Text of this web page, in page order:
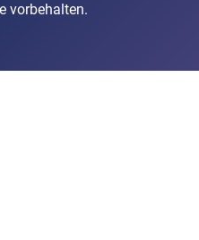
vorbehalten.